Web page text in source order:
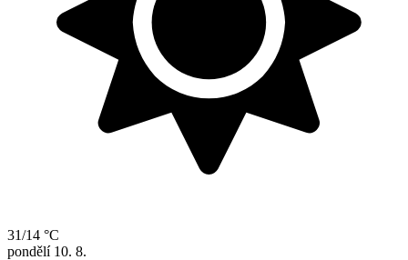
31/14 °C
pondělí 10. 8.